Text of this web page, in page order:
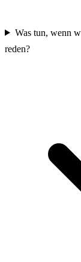
Was tun, wenn
reden?